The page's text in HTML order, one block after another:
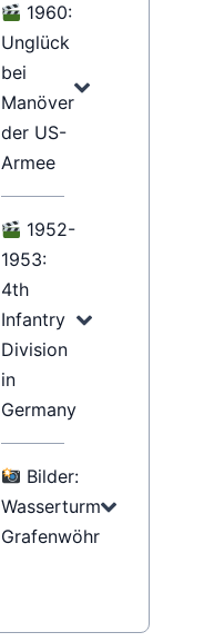
1960:
Unglück
bei
Manöver
der US-
Armee
1952-
1953:
4th
Infantry
Division
in
Germany
Bilder:
Wasserturm
Grafenwöhr